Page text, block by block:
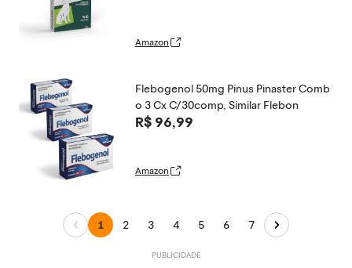
Amazon
Flebogenol 50mg Pinus Pinaster Comb
o 3 Cx C/30comp, Similar Flebon
R$ 96,99
Amazon
1 2 3 4 5 6 7